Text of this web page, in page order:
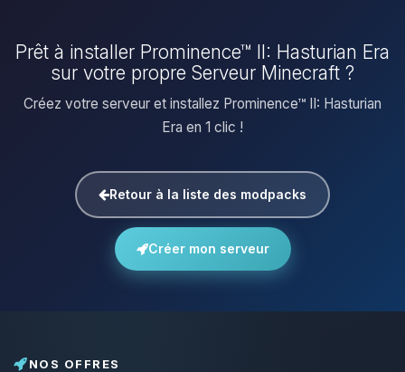
Prêt à installer Prominence™ II: Hasturian Era
sur votre propre Serveur Minecraft ?
Créez votre serveur et installez Prominence™ II: Hasturian
Era en 1 clic !
Retour à la liste des modpacks
Créer mon serveur
NOS OFFRES